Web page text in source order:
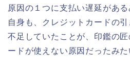
原因の１つに支払い遅延があ
自身も、クレジットカードの
不足していたことが、印鑑の
ードが使えない原因だったみた